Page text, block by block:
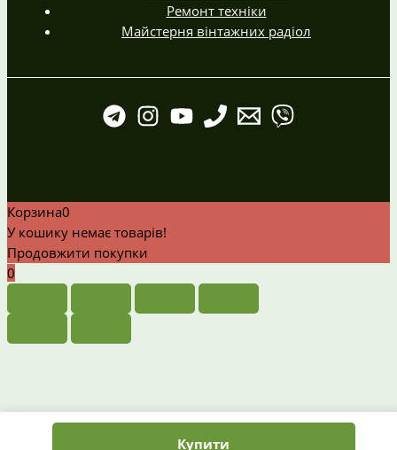
Купити
Ремонт техніки
Майстерня вінтажних радіол
Корзина0
У кошику немає товарів!
Продовжити покупки
0